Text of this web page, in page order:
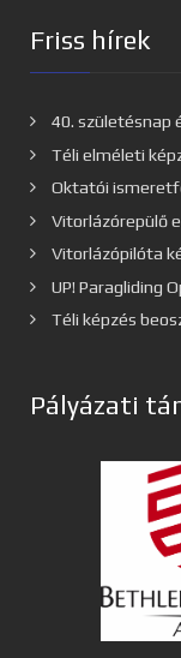
Friss hírek
40. születésnap
Téli elméleti
Oktatói
Vitorlázórepülő
Vitorlázópilóta
UP! Paragliding
Téli képzés
Pályázati